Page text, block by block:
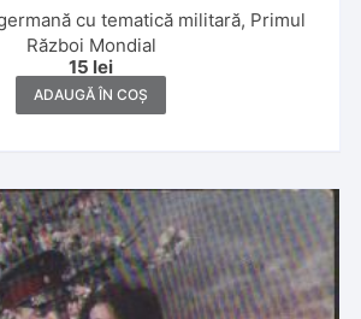
cu tematică militară, Primul
Război Mondial
15 lei
ADAUGĂ ÎN COȘ